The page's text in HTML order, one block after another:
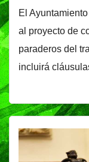
El
al proyecto de
paraderos del
incluirá